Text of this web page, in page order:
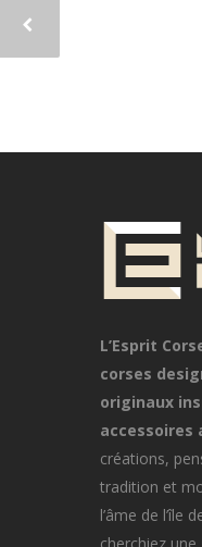
L’Esprit
corses
originaux
accessoires
créations,
tradition et
l’âme de l’île